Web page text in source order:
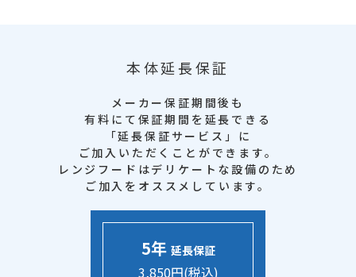
本体延長保証
メーカー保証期間後も
有料にて保証期間を延長できる
「延長保証サービス」に
ご加入いただくことができます。
レンジフードはデリケートな設備のため
ご加入をオススメしています。
5年 延長保証
3,850円(税込)